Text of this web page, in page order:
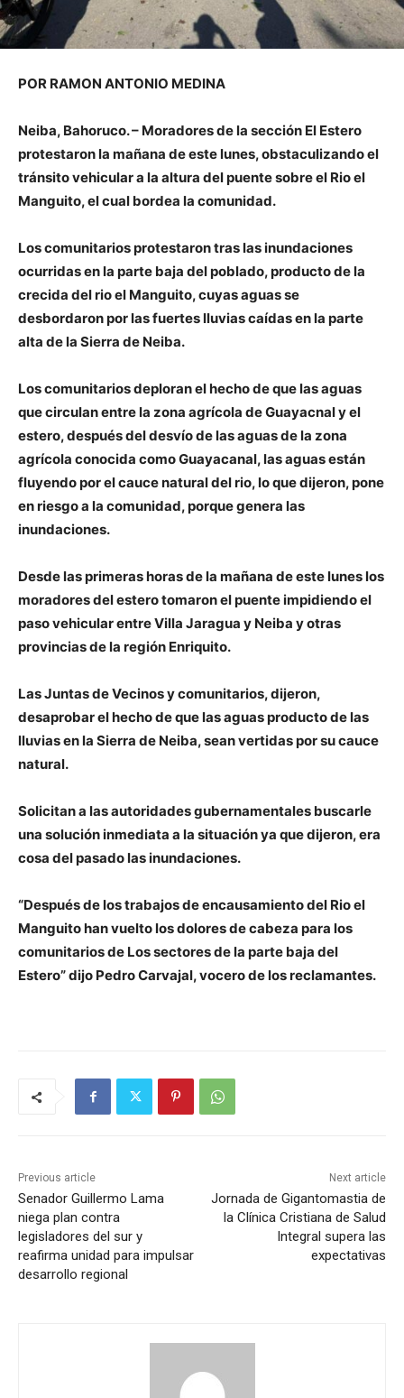
POR RAMON ANTONIO MEDINA
Neiba, Bahoruco. – Moradores de la sección El Estero
protestaron la mañana de este lunes, obstaculizando el
tránsito vehicular a la altura del puente sobre el Rio el
Manguito, el cual bordea la comunidad.
Los comunitarios protestaron tras las inundaciones
ocurridas en la parte baja del poblado, producto de la
crecida del rio el Manguito, cuyas aguas se
desbordaron por las fuertes lluvias caídas en la parte
alta de la Sierra de Neiba.
Los comunitarios deploran el hecho de que las aguas
que circulan entre la zona agrícola de Guayacnal y el
estero, después del desvío de las aguas de la zona
agrícola conocida como Guayacanal, las aguas están
fluyendo por el cauce natural del rio, lo que dijeron, pone
en riesgo a la comunidad, porque genera las
inundaciones.
Desde las primeras horas de la mañana de este lunes los
moradores del estero tomaron el puente impidiendo el
paso vehicular entre Villa Jaragua y Neiba y otras
provincias de la región Enriquito.
Las Juntas de Vecinos y comunitarios, dijeron,
desaprobar el hecho de que las aguas producto de las
lluvias en la Sierra de Neiba, sean vertidas por su cauce
natural.
Solicitan a las autoridades gubernamentales buscarle
una solución inmediata a la situación ya que dijeron, era
cosa del pasado las inundaciones.
“Después de los trabajos de encausamiento del Rio el
Manguito han vuelto los dolores de cabeza para los
comunitarios de Los sectores de la parte baja del
Estero” dijo Pedro Carvajal, vocero de los reclamantes.
Previous article
Senador Guillermo Lama
niega plan contra
legisladores del sur y
reafirma unidad para impulsar
desarrollo regional
Next article
Jornada de Gigantomastia de
la Clínica Cristiana de Salud
Integral supera las
expectativas